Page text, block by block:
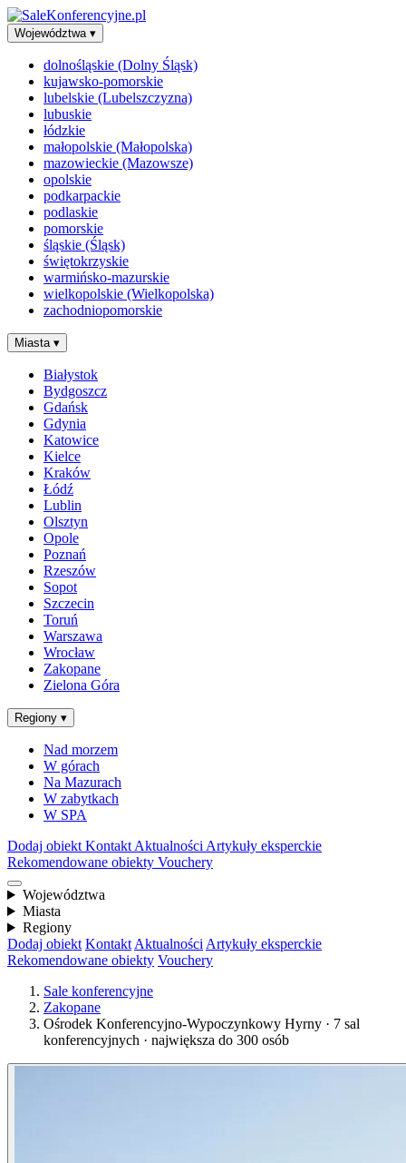
Województwa ▾
dolnośląskie (Dolny Śląsk)
kujawsko-pomorskie
lubelskie (Lubelszczyzna)
lubuskie
łódzkie
małopolskie (Małopolska)
mazowieckie (Mazowsze)
opolskie
podkarpackie
podlaskie
pomorskie
śląskie (Śląsk)
świętokrzyskie
warmińsko-mazurskie
wielkopolskie (Wielkopolska)
zachodniopomorskie
Miasta ▾
Białystok
Bydgoszcz
Gdańsk
Gdynia
Katowice
Kielce
Kraków
Łódź
Lublin
Olsztyn
Opole
Poznań
Rzeszów
Sopot
Szczecin
Toruń
Warszawa
Wrocław
Zakopane
Zielona Góra
Regiony ▾
Nad morzem
W górach
Na Mazurach
W zabytkach
W SPA
Dodaj obiekt Kontakt Aktualności Artykuły eksperckie
Rekomendowane obiekty Vouchery
Województwa
Miasta
Regiony
Dodaj obiekt Kontakt Aktualności Artykuły eksperckie
Rekomendowane obiekty Vouchery
Sale konferencyjne
Zakopane
Ośrodek Konferencyjno-Wypoczynkowy Hyrny · 7 sal
konferencyjnych · największa do 300 osób